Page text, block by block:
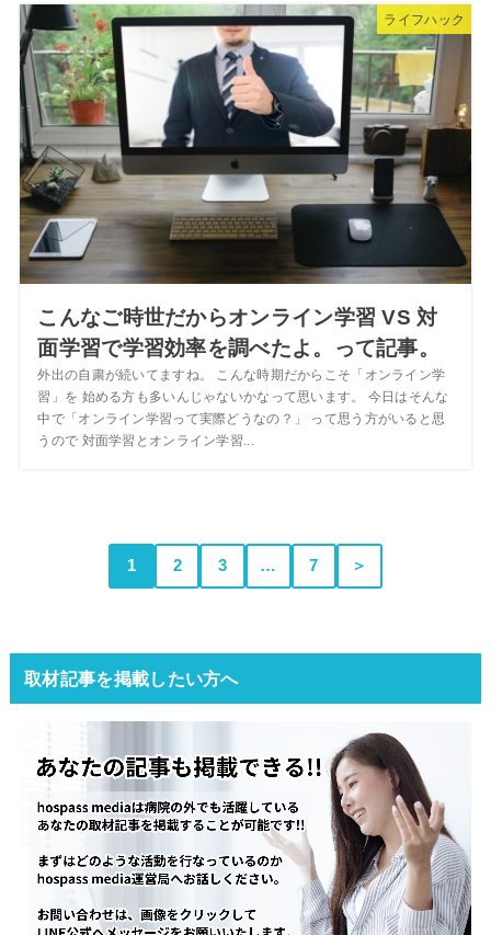
ライフハック
こんなご時世だからオンライン学習 VS 対
面学習で学習効率を調べたよ。って記事。
外出の自粛が続いてますね。 こんな時期だからこそ「オンライン学
習」を 始める方も多いんじゃないかなって思います。 今日はそんな
中で「オンライン学習って実際どうなの？」 って思う方がいると思
うので 対面学習とオンライン学習...
1 2 3 … 7 ＞
取材記事を掲載したい方へ